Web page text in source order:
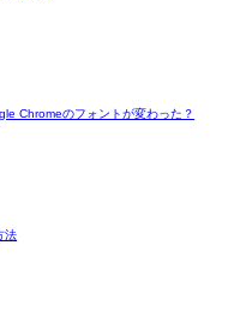
Chromeのフォントが変わった？
法